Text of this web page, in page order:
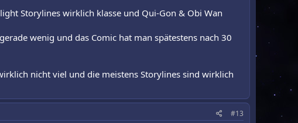
Storylines wirklich klasse und Qui-Gon & Obi Wan
wenig und das Comic hat man spätestens nach 30
nicht viel und die meistens Storylines sind wirklich
#13